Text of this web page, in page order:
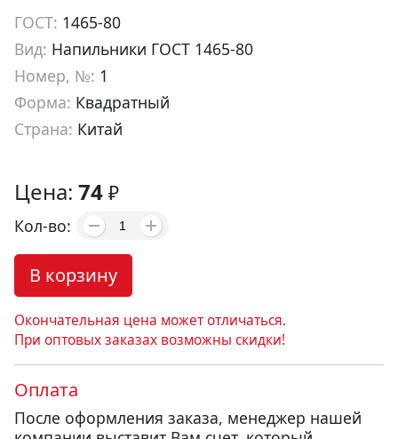
ГОСТ: 1465-80
Вид: Напильники ГОСТ 1465-80
Номер, №: 1
Форма: Квадратный
Страна: Китай
Цена: 74 ₽
Кол-во:
В корзину
Окончательная цена может отличаться.
При оптовых заказах возможны скидки!
Оплата
После оформления заказа, менеджер нашей